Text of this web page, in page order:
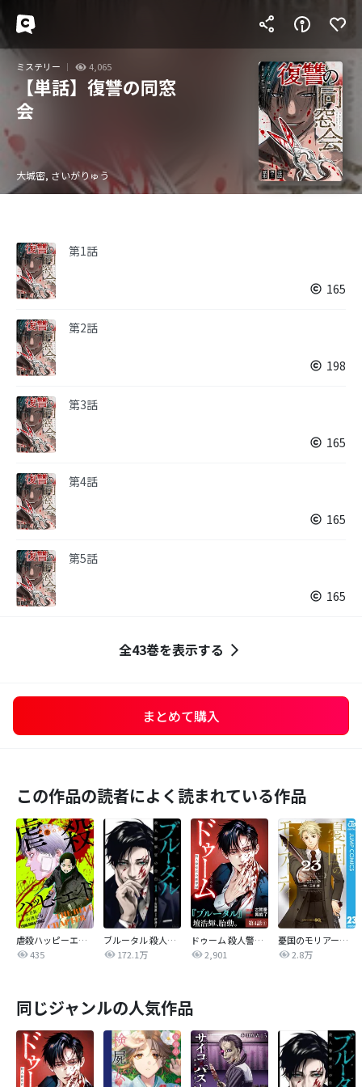
ミステリー 4,065
【単話】復讐の同窓
会
大城密, さいがりゅう
第1話
165
第2話
198
第3話
165
第4話
165
第5話
165
全43巻を表示する
まとめて購入
この作品の読者によく読まれている作品
虐殺ハッピーエンド～蒼の章～
435
ブルータル 殺人警察官の告白
172.1万
ドゥーム 殺人警察官の断罪録 分冊版
2,901
憂国のモリアーティ
2.8万
同じジャンルの人気作品